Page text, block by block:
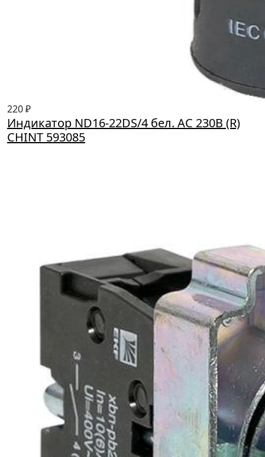
220 ₽
Индикатор ND16-22DS/4 бел. AC 230В (R)
CHINT 593085